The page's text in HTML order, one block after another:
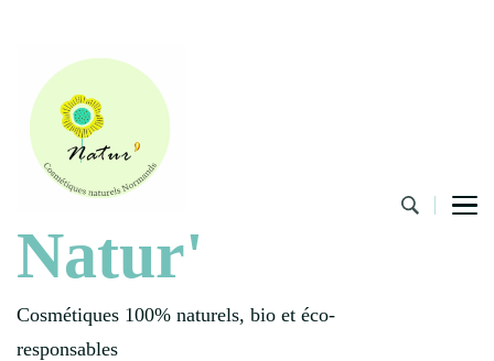
Natur'
Cosmétiques 100% naturels, bio et éco-
responsables